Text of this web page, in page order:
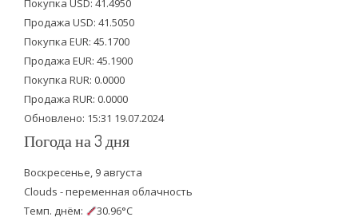
t
e
r
b
o
o
k
u
b
e
Покупка USD: 41.4950
Продажа USD: 41.5050
Покупка EUR: 45.1700
Продажа EUR: 45.1900
Покупка RUR: 0.0000
Продажа RUR: 0.0000
Обновлено: 15:31 19.07.2024
Погода на 3 дня
Воскресенье, 9 августа
Clouds - переменная облачность
Темп. днём:
30.96°C